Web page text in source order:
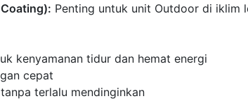
Penting untuk unit Outdoor di iklim
kenyamanan tidur dan hemat energi
cepat
terlalu mendinginkan